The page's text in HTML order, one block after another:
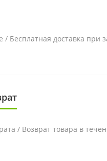
/ Бесплатная доставка
/ Возврат товара в